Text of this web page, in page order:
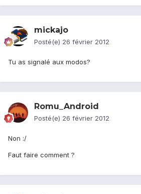
mickajo
Posté(e) 26 février 2012
Tu as signalé aux modos?
Romu_Android
Posté(e) 26 février 2012
Non :/
Faut faire comment ?